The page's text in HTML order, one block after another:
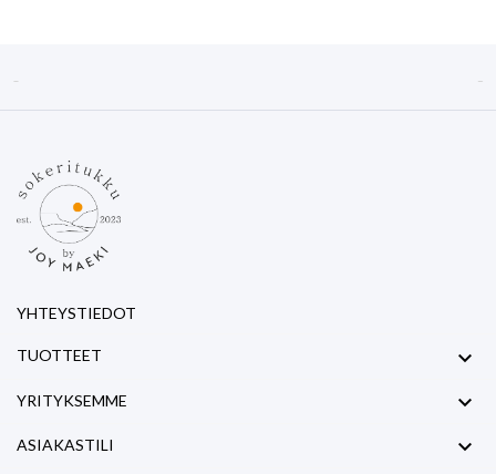
 
YHTEYSTIEDOT
TUOTTEET 
YRITYKSEMME 
ASIAKASTILI 